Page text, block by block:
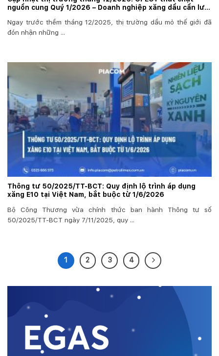
nguồn cung Quý 1/2026 – Doanh nghiệp xăng dầu cần lưu
Ngay trước thềm tháng 12/2025, thị trường dầu mỏ thế giới đã
đón nhận những ...
Thông tư 50/2025/TT-BCT: Quy định lộ trình áp dụng
xăng E10 tại Việt Nam, bắt buộc từ 1/6/2026
Bộ Công Thương vừa chính thức ban hành Thông tư số
50/2025/TT-BCT ngày 7/11/2025, quy ...
1 2 3 4